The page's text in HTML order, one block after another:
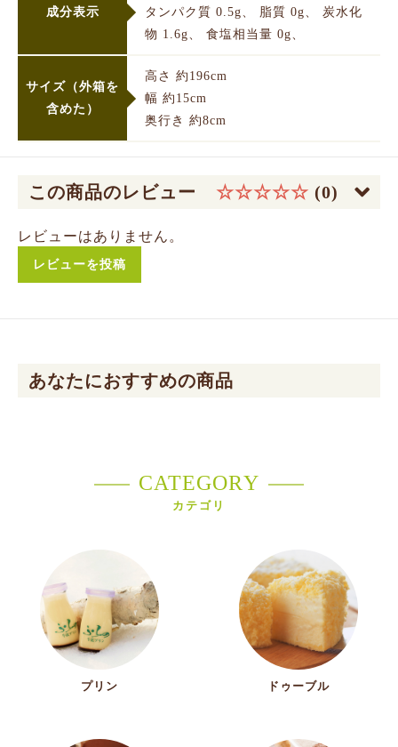
お買い物を続ける
成分表示
タンパク質 0.5g、 脂質 0g、 炭水化
物 1.6g、 食塩相当量 0g、
サイズ（外箱を
含めた）
高さ 約196cm
幅 約15cm
奥行き 約8cm
この商品のレビュー ☆☆☆☆☆ (0)
レビューはありません。
レビューを投稿
あなたにおすすめの商品
CATEGORY
カテゴリ
プリン ドゥーブル